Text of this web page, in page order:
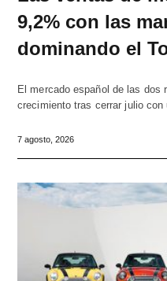
9,2% con las
dominando el
El mercado español de las dos
crecimiento tras cerrar julio
7 agosto, 2026